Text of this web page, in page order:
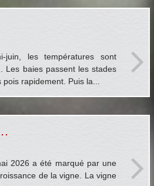
les températures sont
Les baies passent les stades
rapidement. Puis la...
2026 a été marqué par une
de la vigne. La vigne